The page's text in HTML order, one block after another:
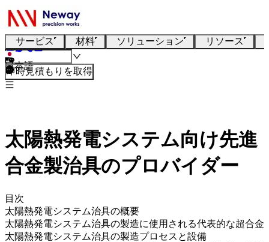
サービス 材料 ソリューション リソース
日本語
即時見積もりを取得
太陽熱発電システム向け先進
合金製治具のプロバイダー
目次
太陽熱発電システム治具の概要
太陽熱発電システム治具の製造に使用される代表的な超合金
太陽熱発電システム治具の製造プロセスと設備